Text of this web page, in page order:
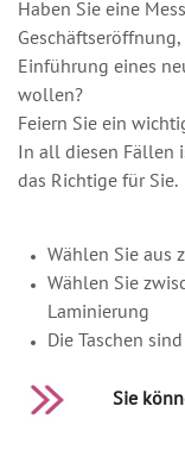
Haben Sie eine
Einführung eines
wollen?
Feiern Sie ein
In all diesen Fällen
das Richtige für Sie.
Wählen Sie aus
Wählen Sie
Laminierung
Die Taschen
Sie